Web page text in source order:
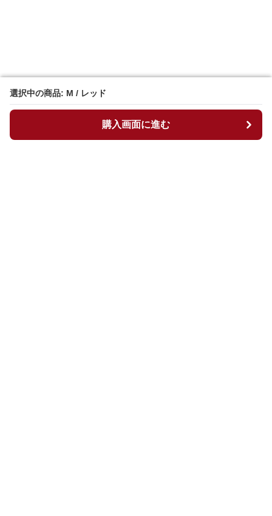
選択中の商品: M / レッド
購入画面に進む
選択中の商品: M / レッド
購入画面に進む